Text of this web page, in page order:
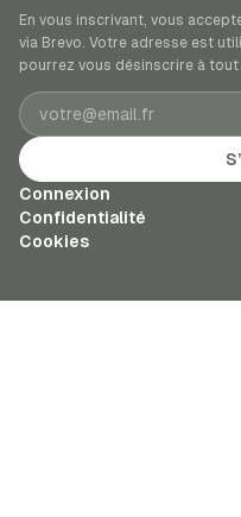
En vous inscrivant, vous
via Brevo. Votre adresse est
pourrez vous désinscrire à tout
Adresse e-mail
Connexion
Confidentialité
Cookies